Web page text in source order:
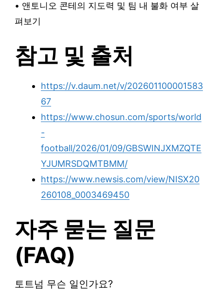
• 앤토니오 콘테의 지도력 및 팀 내 불화 여부 살
펴보기
참고 및 출처
https://v.daum.net/v/202601100001583
67
https://www.chosun.com/sports/world
-
football/2026/01/09/GBSWINJXMZQTE
YJUMRSDQMTBMM/
https://www.newsis.com/view/NISX20
260108_0003469450
자주 묻는 질문
(FAQ)
토트넘 무슨 일인가요?